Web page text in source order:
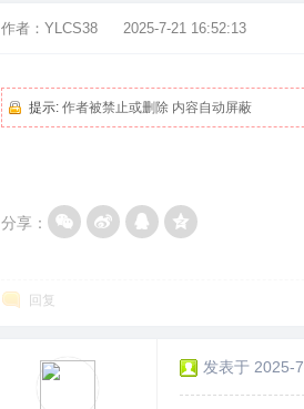
作者： YLCS38 2025-7-21 16:52:13
提示: 作者被禁止或删除 内容自动屏蔽
分享：
回复
发表于 2025-